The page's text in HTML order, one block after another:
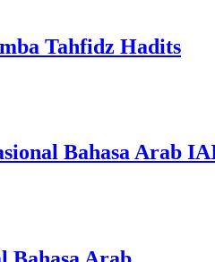
Tahfidz Hadits
Bahasa Arab